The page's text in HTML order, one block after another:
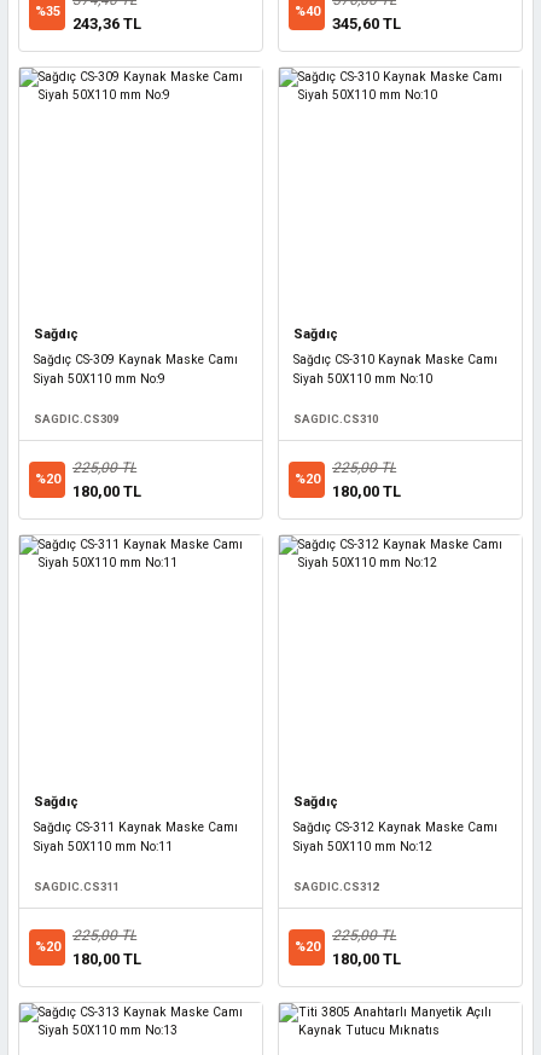
%35
243,36 TL
%40
345,60 TL
Sağdıç
Sağdıç CS-309 Kaynak Maske Camı
Siyah 50X110 mm No:9
SAGDIC.CS309
%20
225,00 TL
180,00 TL
Sağdıç
Sağdıç CS-310 Kaynak Maske Camı
Siyah 50X110 mm No:10
SAGDIC.CS310
%20
225,00 TL
180,00 TL
Sağdıç
Sağdıç CS-311 Kaynak Maske Camı
Siyah 50X110 mm No:11
SAGDIC.CS311
%20
225,00 TL
180,00 TL
Sağdıç
Sağdıç CS-312 Kaynak Maske Camı
Siyah 50X110 mm No:12
SAGDIC.CS312
%20
225,00 TL
180,00 TL